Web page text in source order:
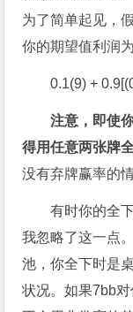
为了简单起见，
你的期望值利润为
0.1(9) +
注意，即使
得用任意两张牌
没有弃牌赢率的
有时你的全
我忽略了这一点
池，你全下时是
状况。如果7bb